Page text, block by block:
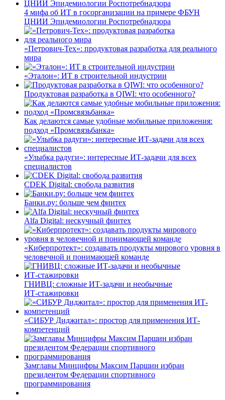
4 мифа об ИТ в госорганизации на примере ФБУН
ЦНИИ Эпидемиологии Роспотребнадзора
«Петрович-Тех»: продуктовая разработка для реального
мира
«Эталон»: ИТ в строительной индустрии
Продуктовая разработка в QIWI: что особенного?
Как делаются самые удобные мобильные приложения:
подход «Промсвязьбанка»
«Улыбка радуги»: интересные ИТ-задачи для всех
специалистов
CDEK Digital: свобода развития
Банки.ру: больше чем финтех
Alfa Digital: нескучный финтех
«Киберпротект»: создавать продукты мирового уровня в
человечной и понимающей команде
ГНИВЦ: сложные ИТ‑задачи и необычные
ИТ‑стажировки
«СИБУР Диджитал»: простор для применения ИТ-
компетенций
Замглавы Минцифры Максим Паршин избран
президентом Федерации спортивного
программирования